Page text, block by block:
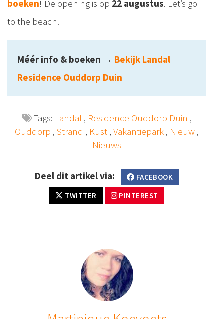
boeken! De opening is op 22 augustus. Let’s go
to the beach!
Méér info & boeken → Bekijk Landal
Residence Ouddorp Duin
Tags: Landal , Residence Ouddorp Duin ,
Ouddorp , Strand , Kust , Vakantiepark , Nieuw ,
Nieuws
Deel dit artikel via:
FACEBOOK
TWITTER
PINTEREST